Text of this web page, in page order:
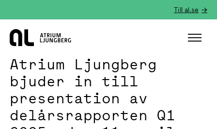
Till al.se
Hem
Atrium Ljungberg
bjuder in till
presentation av
delårsrapporten Q1